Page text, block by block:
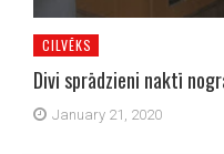
CILVĒKS
Divi sprādzieni naktī
January 21, 2020